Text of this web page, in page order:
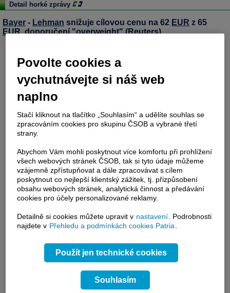
Detail horké zprávy
Bayer - Lehman snižuje cílovou cenu na 62 EUR z 65
EUR, doporučení "overweight" (Reuters)
Povolte cookies a
vychutnávejte si náš web
naplno
Stačí kliknout na tlačítko „Souhlasím“ a udělíte souhlas se
zpracováním cookies pro skupinu ČSOB a vybrané třetí
strany.
Abychom Vám mohli poskytnout více komfortu při prohlížení
všech webových stránek ČSOB, tak si tyto údaje můžeme
vzájemně zpřístupňovat a dále zpracovávat s cílem
poskytnout co nejlepší klientský zážitek, tj. přizpůsobení
obsahu webových stránek, analytická činnost a předávání
cookies pro účely personalizované reklamy.
Detailně si cookies můžete upravit v nastavení. Podrobnosti
najdete v Přehledu a podmínkách cookies Patria.
Použít jen technické cookies
Souhlasím